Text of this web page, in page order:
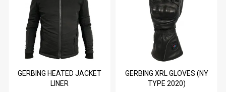
GERBING HEATED JACKET
LINER
GERBING XRL GLOVES (NY
TYPE 2020)